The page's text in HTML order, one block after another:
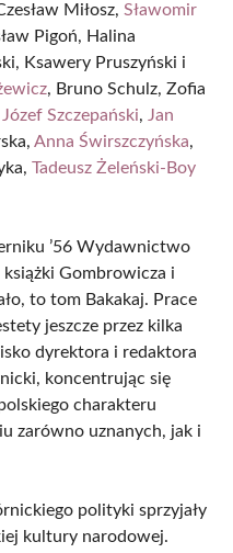
Miłosz, Sławomir
Pigoń, Halina
Ksawery Pruszyński i
, Bruno Schulz, Zofia
Józef Szczepański, Jan
Anna Świrszczyńska,
Tadeusz Żeleński-Boy
’56 Wydawnictwo
Gombrowicza i
to tom Bakakaj. Prace
jeszcze przez kilka
dyrektora i redaktora
koncentrując się
charakteru
zarówno uznanych, jak i
polityki sprzyjały
kultury narodowej.